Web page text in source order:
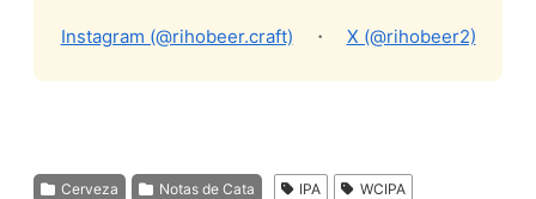
Instagram (@rihobeer.craft) ・ X (@rihobeer2)
Cerveza Notas de Cata IPA
WCIPA